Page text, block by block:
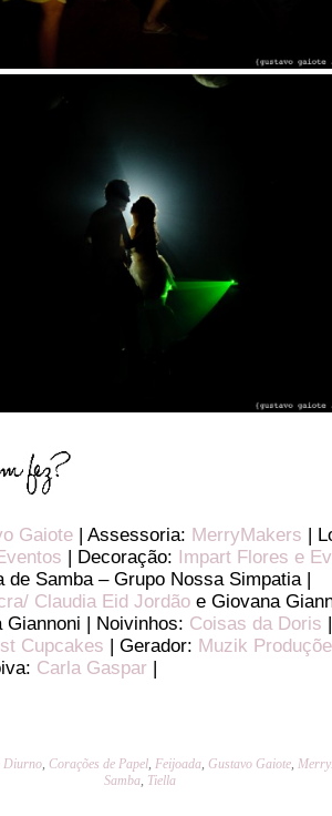
Gaiote | Assessoria: MerryMakers |
| Decoração:
Impart Flores e
de Samba – Grupo Nossa Simpatia |
Claudia Eid Jordão e Giovana
Giannoni | Noivinhos: Coisas da Doris
Cupcakes | Gerador: Muzik
Carla Gaspar
Diurno, Corações de Papel,Feijoada, Gustavo Gaiote,
Samba, Tiella